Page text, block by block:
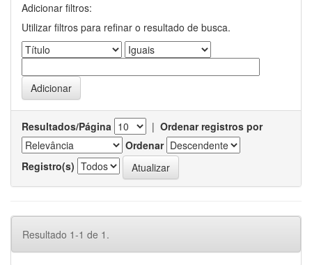
Adicionar filtros:
Utilizar filtros para refinar o resultado de busca.
Resultados/Página | Ordenar registros por
Ordenar
Registro(s)
Resultado 1-1 de 1.